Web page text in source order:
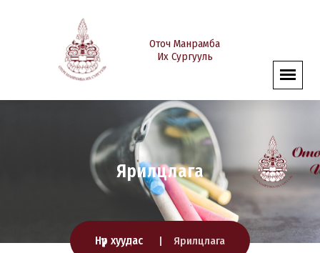
Оточ Манрамба
Их Сургууль
Ярилцлага
Нүүр хуудас Ярилцлага